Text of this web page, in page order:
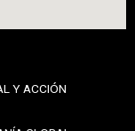
Y ACCIÓN